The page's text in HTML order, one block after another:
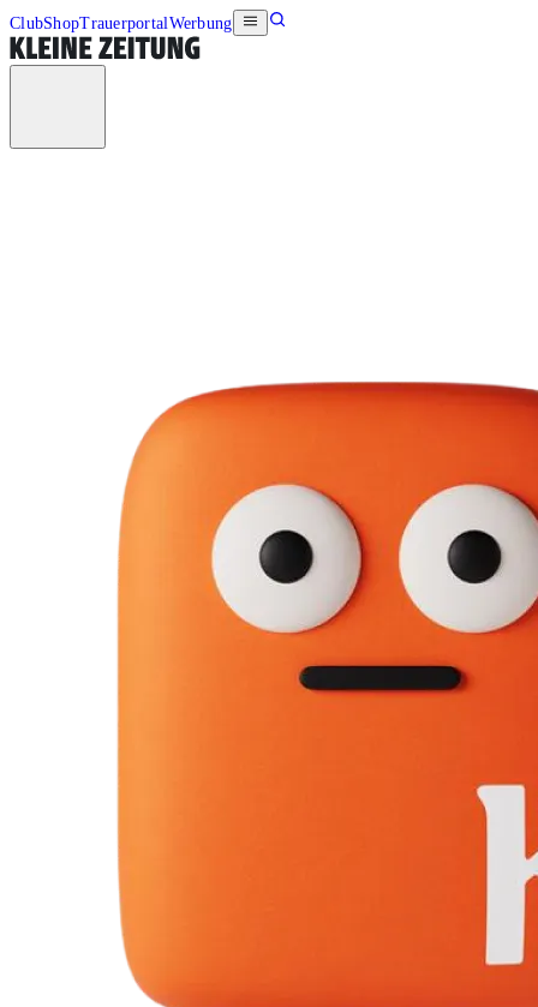
ClubShopTrauerportalWerbung